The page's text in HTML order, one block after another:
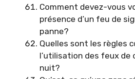
Comment devez-vous
présence d’un feu de
panne?
Quelles sont les règles
l’utilisation des feux de
nuit?